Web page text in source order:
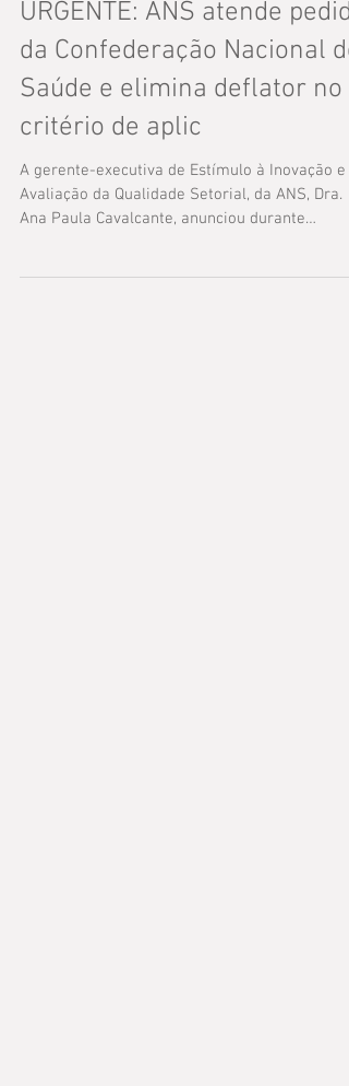
URGENTE: ANS atende pedido
da Confederação Nacional de
Saúde e elimina deflator no
critério de aplic
A gerente-executiva de Estímulo à Inovação e